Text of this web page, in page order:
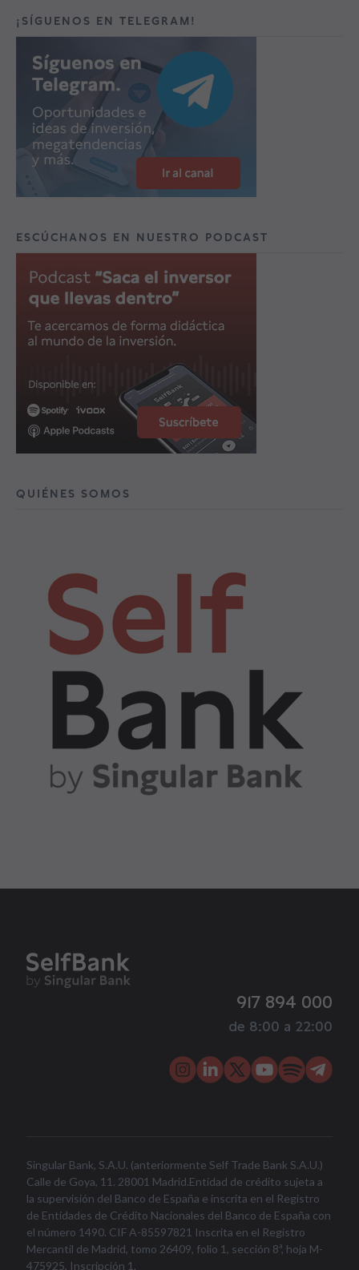
¡SÍGUENOS EN TELEGRAM!
ESCÚCHANOS EN NUESTRO PODCAST
QUIÉNES SOMOS
917 894 000
de 8:00 a 22:00
Singular Bank, S.A.U. (anteriormente Self Trade Bank S.A.U.)
Calle de Goya, 11. 28001 Madrid.Entidad de crédito sujeta a
la supervisión del Banco de España e inscrita en el Registro
de Entidades de Crédito Nacionales del Banco de España con
el número 1490. CIF A-85597821 Inscrita en el Registro
Mercantil de Madrid, tomo 26409, folio 1, sección 8ª, hoja M-
475925, Inscripción 1.